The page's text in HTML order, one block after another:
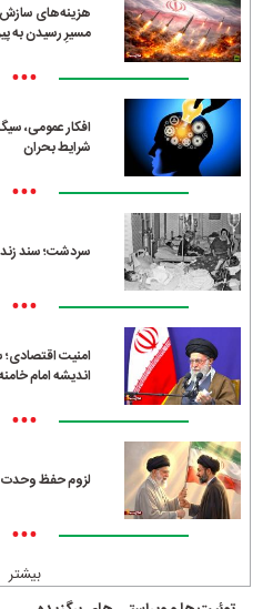
هزینه‌های
مسیرِ رسیدن به
•••
افکار عمومی،
شرایط بحران
•••
سردشت؛ سند
•••
امنیت اقتصادی؛
اندیشه امام
•••
لزوم حفظ وحدت
•••
بیشتر